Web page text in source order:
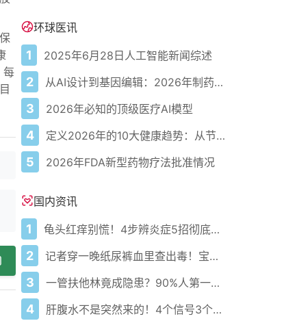
每
环球医讯
1 2025年6月28日人工智能新闻综述
2 从AI设计到基因编辑：2026年制药领域重大突破
3 2026年必知的顶级医疗AI模型
4 定义2026年的10大健康趋势：从节律健康到冷热交替疗法
5 2026年FDA新型药物疗法批准情况
国内资讯
1 龟头红痒别慌！4步辨炎症5招彻底防复发
2 记者穿一晚纸尿裤血里查出毒！宝宝血液浓度竟是成人的5倍？
3 一管扶他林竟成隐患？90%人第一步就错了！
4 肝腹水不是突然来的！4个信号3个管理要点别等肚子鼓起来